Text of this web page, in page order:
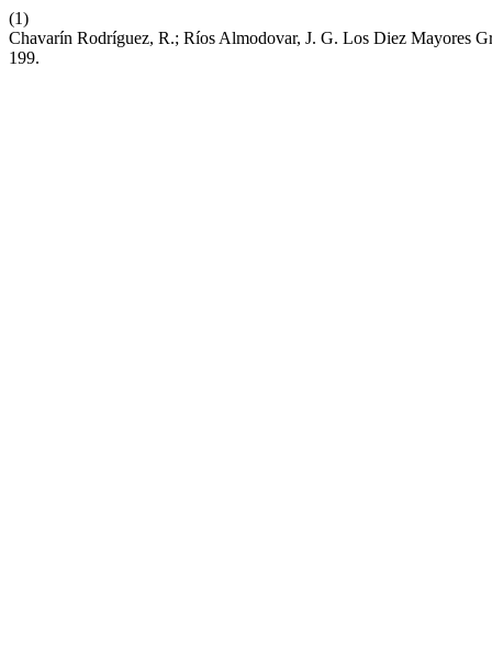
(1)
Chavarín Rodríguez, R.; Ríos Almodovar, J. G. Los Diez Mayores
199.